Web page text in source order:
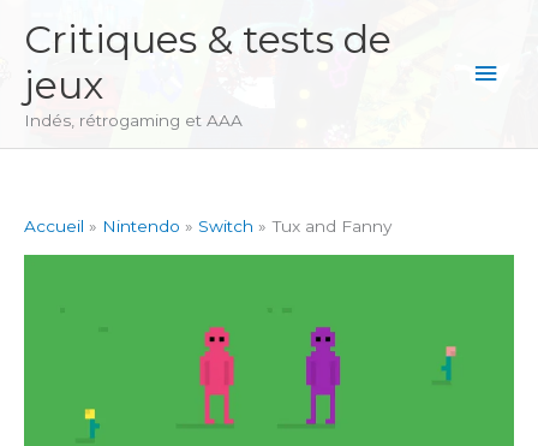
contenu
Critiques & tests de
jeux
Indés, rétrogaming et AAA
Accueil Nintendo Switch Tux and Fanny